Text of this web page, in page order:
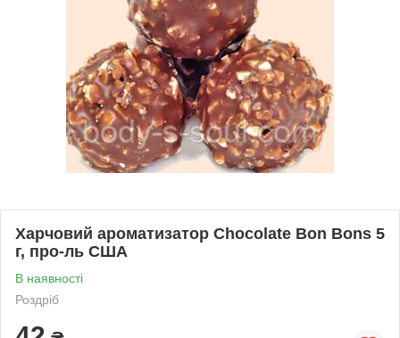
Харчовий ароматизатор Chocolate Bon Bons 5
г, про-ль США
В наявності
Роздріб